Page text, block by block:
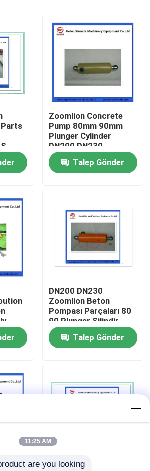
Parçaları
Parts
Zoomlion Concrete
Pump 80mm 90mm
Plunger Cylinder
DN200 DN230
Talep Gönder
DN200 DN230
Zoomlion Beton
Pompası Parçaları 80
90 Plunger Silindir
Talep Gönder
DN230 DN260 DN200
11:25 AM
are you looking